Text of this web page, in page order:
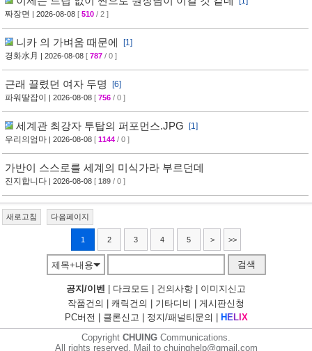
짜장면 | 2026-08-08 [ 510 / 2 ]
니카 의 가벼움 때문에
[1]
경화水月 | 2026-08-08 [ 787 / 0 ]
근래 끌렸던 여자 두명
[6]
파워딸잡이
| 2026-08-08 [ 756 / 0 ]
세계관 최강자 투탑의 퍼포먼스.JPG
[1]
우리의엄마 | 2026-08-08 [ 1144 / 0 ]
가반이 스스로를 세계의 미식가라 부르던데
진지합니다 | 2026-08-08 [ 189 / 0 ]
새로고침 다음페이지
1 2 3 4 5 > >>
제목+내용 검색
공지/이벤 다크모드 건의사항
이미지신고
작품건의
캐릭건의 기타디비
게시판신청
PC버전
클론신고 정지/패널티문의 H ELI X
Copyright CHUING Communications.
All rights reserved. Mail to chuinghelp@gmail.com